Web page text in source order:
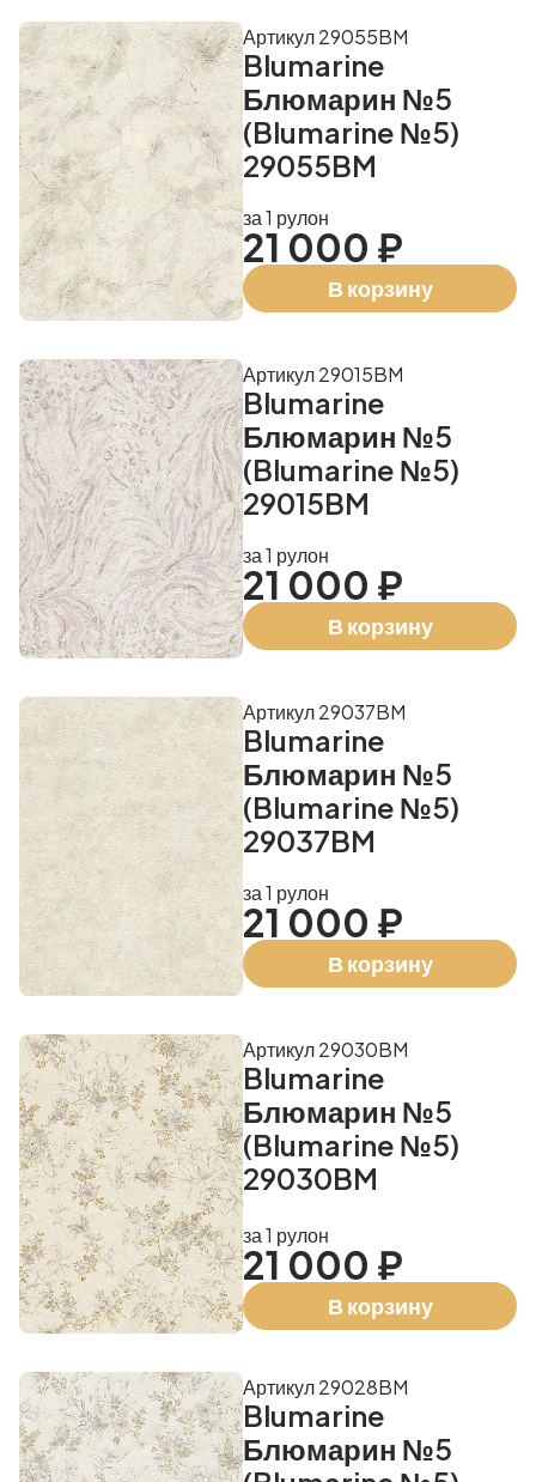
Blumarine
Блюмарин №5
(Blumarine №5)
29055BM
Артикул 29055BM
за 1 рулон
21 000 ₽
В корзину
Blumarine
Блюмарин №5
(Blumarine №5)
29015BM
Артикул 29015BM
за 1 рулон
21 000 ₽
В корзину
Blumarine
Блюмарин №5
(Blumarine №5)
29037BM
Артикул 29037BM
за 1 рулон
21 000 ₽
В корзину
Blumarine
Блюмарин №5
(Blumarine №5)
29030BM
Артикул 29030BM
за 1 рулон
21 000 ₽
В корзину
Blumarine
Блюмарин №5
Артикул 29028BM